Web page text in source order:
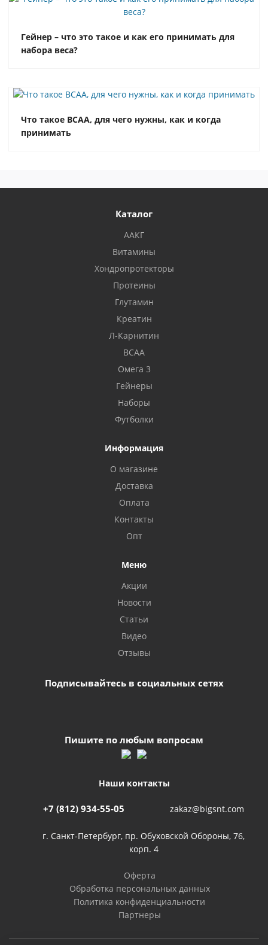
Гейнер – что это такое и как его принимать для
набора веса?
Что такое BCAA, для чего нужны, как и когда
принимать
Каталог
ААКГ
Витамины
Хондропротекторы
Протеины
Глутамин
Креатин
Л-Карнитин
BCAA
Омега 3
Гейнеры
Наборы
Футболки
Информация
О магазине
Доставка
Оплата
Контакты
Опт
Меню
Акции
Новости
Статьи
Видео
Отзывы
Подписывайтесь в социальных сетях
Пишите по любым вопросам
Наши контакты
+7 (812) 934-55-05 zakaz@bigsnt.com
г. Санкт-Петербург, пр. Обуховской Обороны, 76,
корп. 4
Оферта
Обработка персональных данных
Политика конфиденциальности
Партнеры